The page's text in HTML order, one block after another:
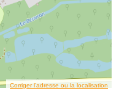
Corriger l’adresse ou la localisation